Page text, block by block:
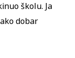
školu. Ja
dobar